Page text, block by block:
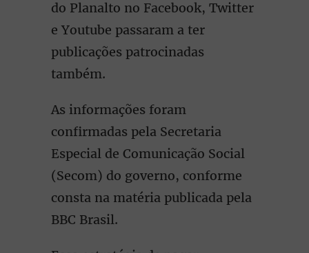
do Planalto no Facebook, Twitter
e Youtube passaram a ter
publicações patrocinadas
também.
As informações foram
confirmadas pela Secretaria
Especial de Comunicação Social
(Secom) do governo, conforme
consta na matéria publicada pela
BBC Brasil.